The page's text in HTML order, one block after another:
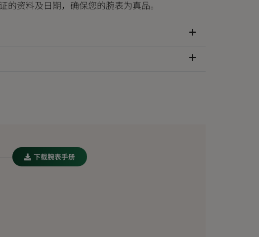
的资料及日期，确保您的腕表为真品。
下载腕表手册